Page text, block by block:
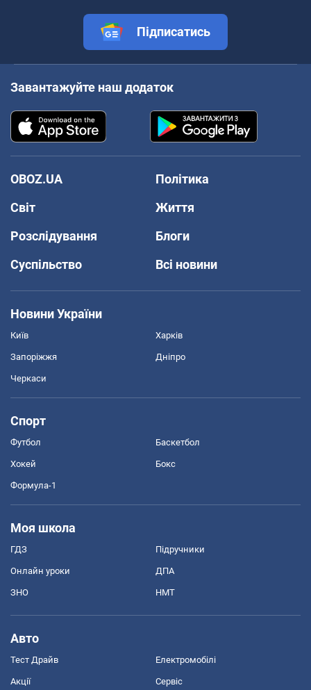
Підписатись
Завантажуйте наш додаток
OBOZ.UA
Політика
Світ
Життя
Розслідування
Блоги
Суспільство
Всі новини
Новини України
Київ Харків
Запоріжжя Дніпро
Черкаси
Спорт
Футбол Баскетбол
Хокей Бокс
Формула-1
Моя школа
ГДЗ Підручники
Онлайн уроки ДПА
ЗНО НМТ
Авто
Тест Драйв Електромобілі
Акції Сервіс